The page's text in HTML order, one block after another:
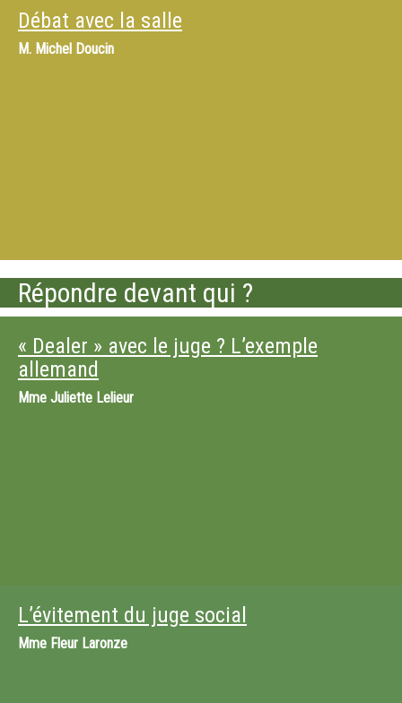
Débat avec la salle
M. Michel Doucin
Répondre devant qui ?
« Dealer » avec le juge ? L’exemple
allemand
Mme Juliette Lelieur
L’évitement du juge social
Mme Fleur Laronze